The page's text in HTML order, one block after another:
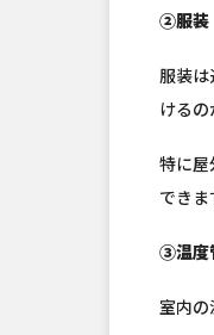
②服装
服装は
けるの
特に屋
できま
③温度
室内の